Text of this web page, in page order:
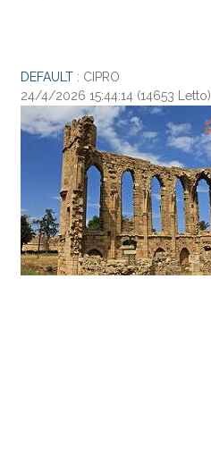
DEFAULT : CIPRO
24/4/2026 15:44:14 (14653 Letto)